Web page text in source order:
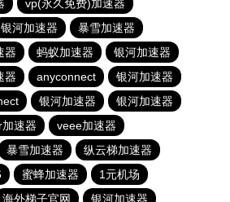
vp(永久免费)加速器
银河加速器
暴雪加速器
器 蚂蚁加速器
银河加速器
器 anyconnect
银河加速器
银河加速器
银河加速器
速器
veee加速器
暴雪加速器
纵云梯加速器
蜜蜂加速器
1元机场
海外梯子官网 银河加速器